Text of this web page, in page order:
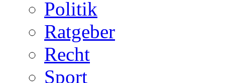
Politik
Ratgeber
Recht
Sport